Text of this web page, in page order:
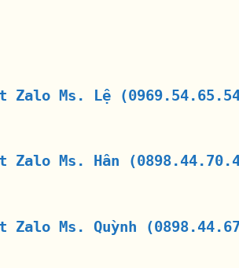
Zalo Ms. Lệ
Zalo Ms. Hân
Zalo Ms. Quỳnh